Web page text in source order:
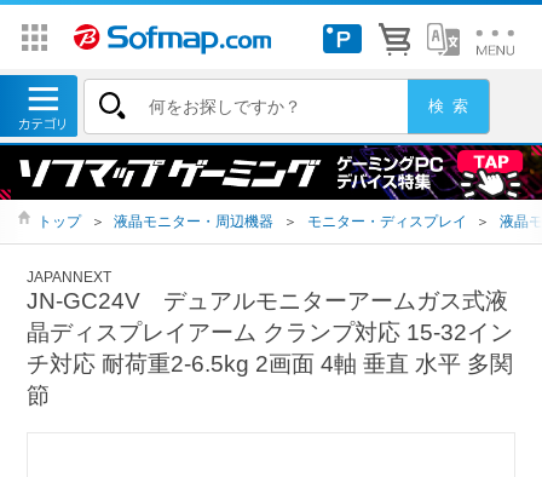
トップ ＞ 液晶モニター・周辺機器 ＞ モニター・ディスプレイ ＞ 液晶
JAPANNEXT
JN-GC24V デュアルモニターアームガス式液
晶ディスプレイアーム クランプ対応 15-32イン
チ対応 耐荷重2-6.5kg 2画面 4軸 垂直 水平 多関
節